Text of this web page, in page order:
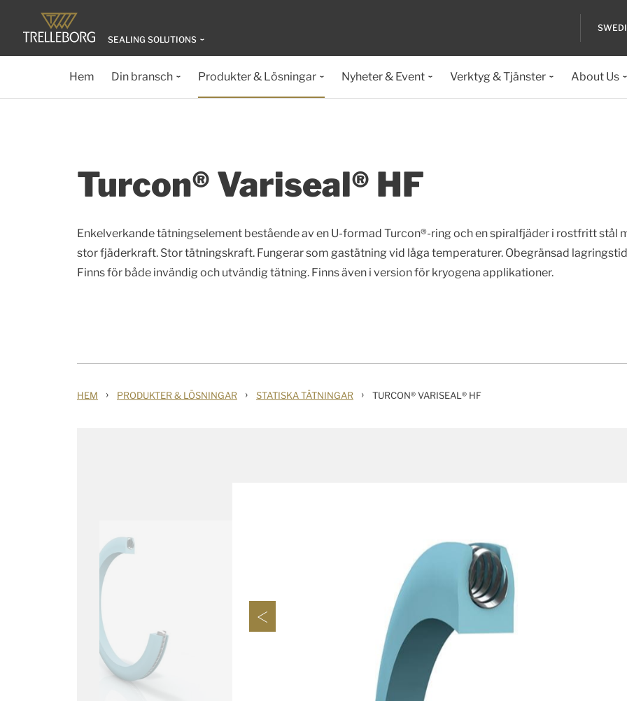
SEALING SOLUTIONS
Hem Din bransch Produkter & Lösningar Nyheter & Event Verktyg & Tjänster About Us
Turcon® Variseal® HF
Enkelverkande tätningselement bestående av en U-formad Turcon®-ring och en spiralfjäder i rostfritt stål
stor fjäderkraft. Stor tätningskraft. Fungerar som gastätning vid låga temperaturer. Obegränsad
Finns för både invändig och utvändig tätning. Finns även i version för kryogena applikationer.
HEM › PRODUKTER & LÖSNINGAR › STATISKA TÄTNINGAR › TURCON® VARISEAL® HF